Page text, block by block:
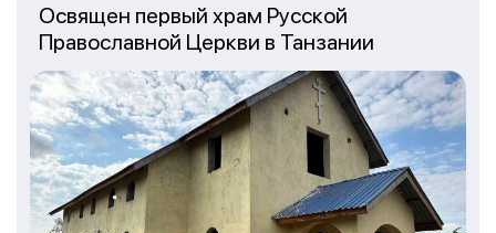
Освящен первый храм Русской
Православной Церкви в Танзании